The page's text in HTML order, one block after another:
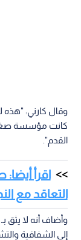
وقال كارني: "هذه
كانت مؤسسة
القدم".
اقرأ
التعاقد مع
وأضاف أنه لا يثق
إلى الشفافية